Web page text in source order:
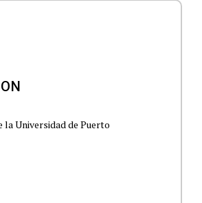
la Universidad de Puerto